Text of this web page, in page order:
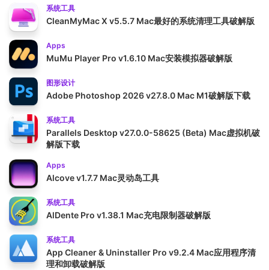
系统工具
CleanMyMac X v5.5.7 Mac最好的系统清理工具破解版
Apps
MuMu Player Pro v1.6.10 Mac安装模拟器破解版
图形设计
Adobe Photoshop 2026 v27.8.0 Mac M1破解版下载
系统工具
Parallels Desktop v27.0.0-58625 (Beta) Mac虚拟机破
解版下载
Apps
Alcove v1.7.7 Mac灵动岛工具
系统工具
AlDente Pro v1.38.1 Mac充电限制器破解版
系统工具
App Cleaner & Uninstaller Pro v9.2.4 Mac应用程序清
理和卸载破解版